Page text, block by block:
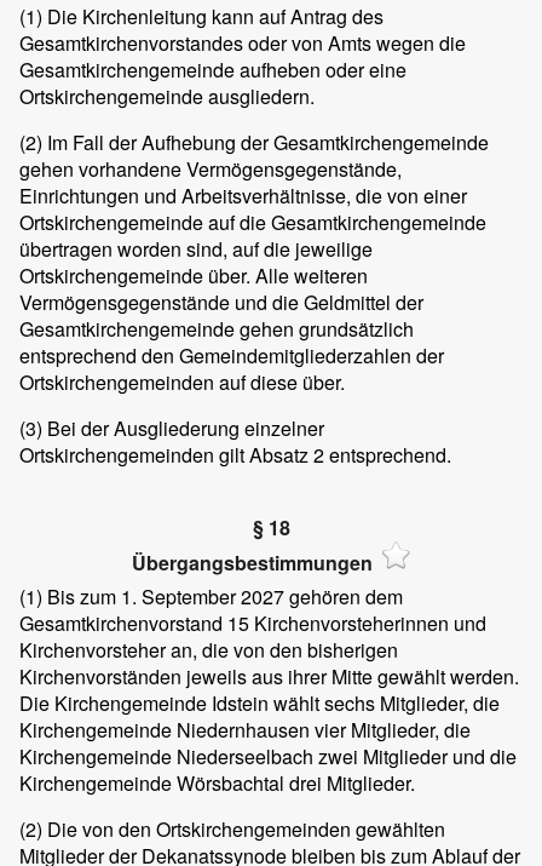
(1) Die Kirchenleitung kann auf Antrag des
Gesamtkirchenvorstandes oder von Amts wegen die
Gesamtkirchengemeinde aufheben oder eine
Ortskirchengemeinde ausgliedern.
(2) Im Fall der Aufhebung der Gesamtkirchengemeinde
gehen vorhandene Vermögensgegenstände,
Einrichtungen und Arbeitsverhältnisse, die von einer
Ortskirchengemeinde auf die Gesamtkirchengemeinde
übertragen worden sind, auf die jeweilige
Ortskirchengemeinde über. Alle weiteren
Vermögensgegenstände und die Geldmittel der
Gesamtkirchengemeinde gehen grundsätzlich
entsprechend den Gemeindemitgliederzahlen der
Ortskirchengemeinden auf diese über.
(3) Bei der Ausgliederung einzelner
Ortskirchengemeinden gilt Absatz 2 entsprechend.
§ 18
Übergangsbestimmungen
(1) Bis zum 1. September 2027 gehören dem
Gesamtkirchenvorstand 15 Kirchenvorsteherinnen und
Kirchenvorsteher an, die von den bisherigen
Kirchenvorständen jeweils aus ihrer Mitte gewählt werden.
Die Kirchengemeinde Idstein wählt sechs Mitglieder, die
Kirchengemeinde Niedernhausen vier Mitglieder, die
Kirchengemeinde Niederseelbach zwei Mitglieder und die
Kirchengemeinde Wörsbachtal drei Mitglieder.
(2) Die von den Ortskirchengemeinden gewählten
Mitglieder der Dekanatssynode bleiben bis zum Ablauf der